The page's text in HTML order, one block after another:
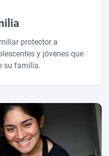
protector a
y jóvenes que
su familia.